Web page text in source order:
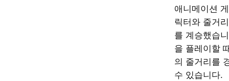
애니메이션
릭터와 줄거
를 계승했습
을 플레이할
의 줄거리를
수 있습니다.